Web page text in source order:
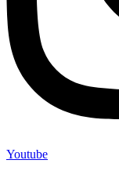
Youtube